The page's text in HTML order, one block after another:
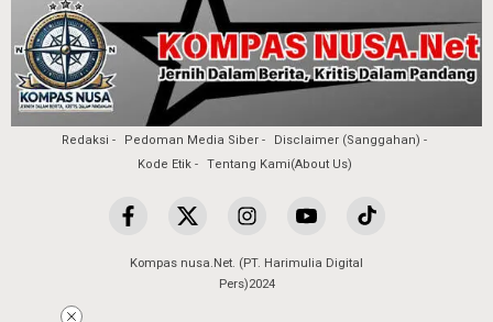
Redaksi Pedoman Media Siber
Disclaimer (Sanggahan)
Kode Etik
Tentang Kami(About Us)
Kompas nusa.Net. (PT. Harimulia Digital
Pers)2024